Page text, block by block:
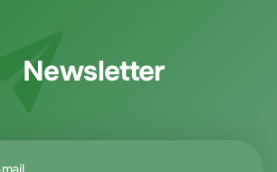
Newsletter